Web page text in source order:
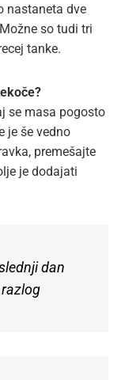
nastaneta dve
so tudi tri
tanke.
se masa pogosto
je še vedno
premešajte
je dodajati
dan